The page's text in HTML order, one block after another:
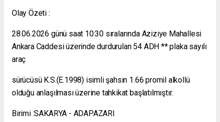
Olay Özeti :
28.06.2026 günü saat 10:30 sıralarında Aziziye Mahallesi
Ankara Caddesi üzerinde durdurulan 54 ADH ** plaka sayılı
araç
sürücüsü K.S.(E.1998) isimli şahsın 1.66 promil alkollü
olduğu anlaşılması üzerine tahkikat başlatılmıştır.
Birimi :SAKARYA - ADAPAZARI